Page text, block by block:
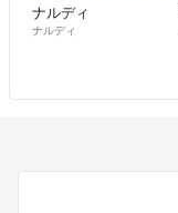
ナルディ
ナルディ